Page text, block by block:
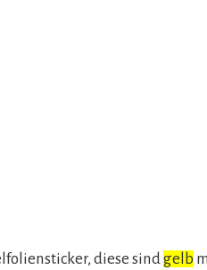
diese sindgelb